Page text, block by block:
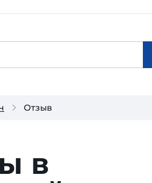
Отзыв
в